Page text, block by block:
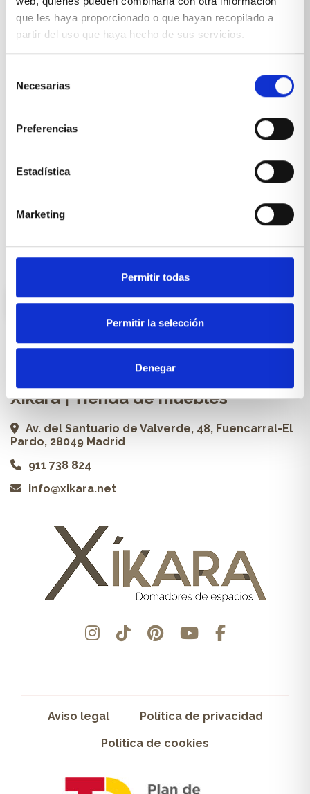
que les haya proporcionado o que hayan recopilado a
partir del uso que haya hecho de sus servicios.
Necesarias
Preferencias
Estadística
Marketing
Permitir todas
Permitir la selección
Denegar
Reseñas Google
Carpintería a medida
ES
Contacto
Xikara | Tienda de muebles
Av. del Santuario de Valverde, 48, Fuencarral-El
Pardo, 28049 Madrid
911 738 824
info@xikara.net
Aviso legal Política de privacidad
Política de cookies